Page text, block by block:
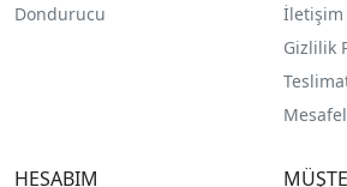
Dondurucu
İletişim
Gizlilik
HESABIM